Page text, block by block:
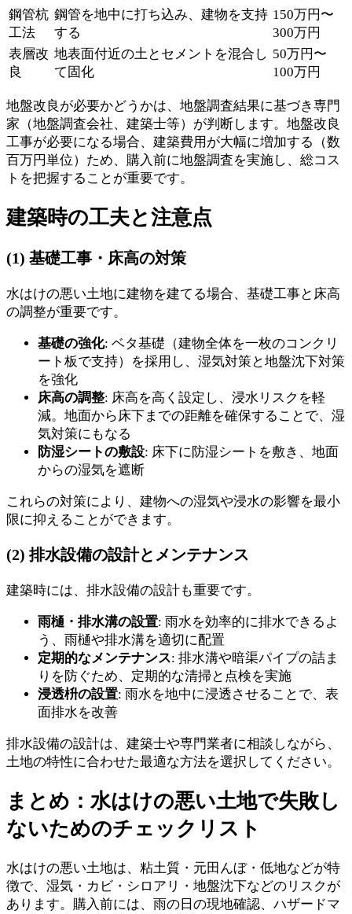
鋼管杭
工法
鋼管を地中に打ち込み、建物を支持
する
150万円〜
300万円
表層改
良
地表面付近の土とセメントを混合し
て固化
50万円〜
100万円
地盤改良が必要かどうかは、地盤調査結果に基づき専門
家（地盤調査会社、建築士等）が判断します。地盤改良
工事が必要になる場合、建築費用が大幅に増加する（数
百万円単位）ため、購入前に地盤調査を実施し、総コス
トを把握することが重要です。
建築時の工夫と注意点
(1) 基礎工事・床高の対策
水はけの悪い土地に建物を建てる場合、基礎工事と床高
の調整が重要です。
基礎の強化: ベタ基礎（建物全体を一枚のコンクリ
ート板で支持）を採用し、湿気対策と地盤沈下対策
を強化
床高の調整: 床高を高く設定し、浸水リスクを軽
減。地面から床下までの距離を確保することで、湿
気対策にもなる
防湿シートの敷設: 床下に防湿シートを敷き、地面
からの湿気を遮断
これらの対策により、建物への湿気や浸水の影響を最小
限に抑えることができます。
(2) 排水設備の設計とメンテナンス
建築時には、排水設備の設計も重要です。
雨樋・排水溝の設置: 雨水を効率的に排水できるよ
う、雨樋や排水溝を適切に配置
定期的なメンテナンス: 排水溝や暗渠パイプの詰ま
りを防ぐため、定期的な清掃と点検を実施
浸透枡の設置: 雨水を地中に浸透させることで、表
面排水を改善
排水設備の設計は、建築士や専門業者に相談しながら、
土地の特性に合わせた最適な方法を選択してください。
まとめ：水はけの悪い土地で失敗し
ないためのチェックリスト
水はけの悪い土地は、粘土質・元田んぼ・低地などが特
徴で、湿気・カビ・シロアリ・地盤沈下などのリスクが
あります。購入前には、雨の日の現地確認、ハザードマ